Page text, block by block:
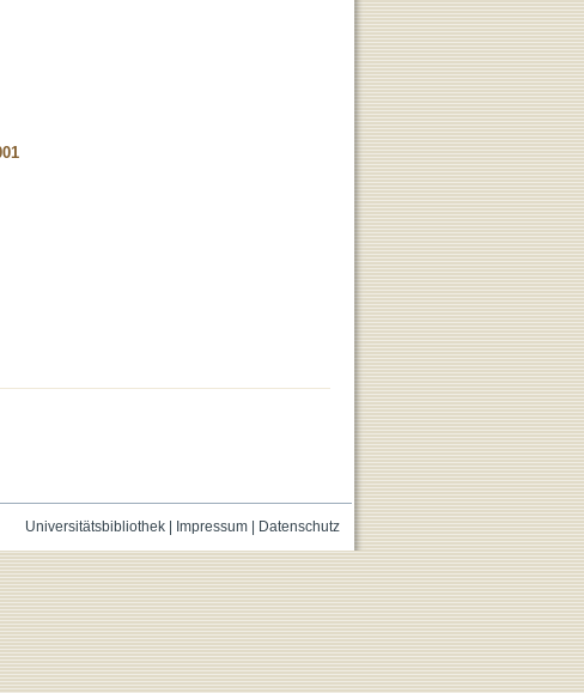
Universitätsbibliothek| Impressum| Datenschutz